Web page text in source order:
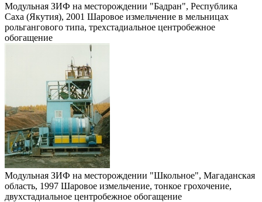
Модульная ЗИФ на месторождении "Бадран", Республика
Саха (Якутия), 2001 Шаровое измельчение в мельницах
рольгангового типа, трехстадиальное центробежное
обогащение
Модульная ЗИФ на месторождении "Школьное", Магаданская
область, 1997 Шаровое измельчение, тонкое грохочение,
двухстадиальное центробежное обогащение